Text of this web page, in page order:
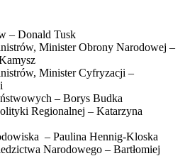
– Donald Tusk
Minister Obrony Narodowej –
Minister Cyfryzacji –
– Borys Budka
Regionalnej – Katarzyna
– Paulina Hennig-Kloska
Narodowego – Bartłomiej